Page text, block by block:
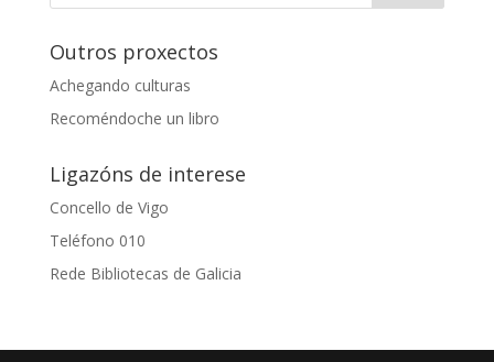
Outros proxectos
Achegando culturas
Recoméndoche un libro
Ligazóns de interese
Concello de Vigo
Teléfono 010
Rede Bibliotecas de Galicia